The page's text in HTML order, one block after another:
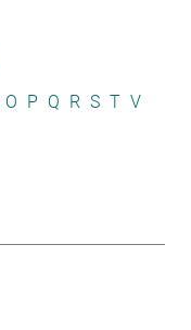
O P Q R S T V